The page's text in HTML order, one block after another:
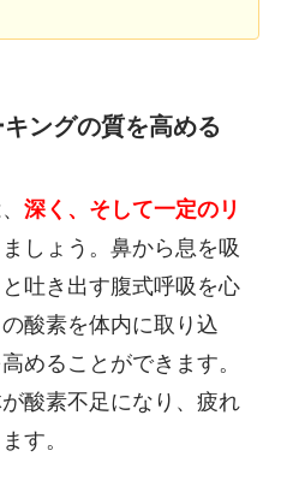
ングの質を高める
深く、そして一定のリ
しょう。鼻から息を吸
吐き出す腹式呼吸を心
酸素を体内に取り込
めることができます。
酸素不足になり、疲れ
す。